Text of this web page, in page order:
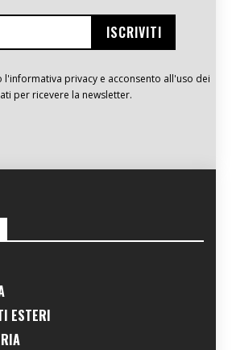
l'informativa privacy e acconsento all'uso dei
per ricevere la newsletter.
ESTERI